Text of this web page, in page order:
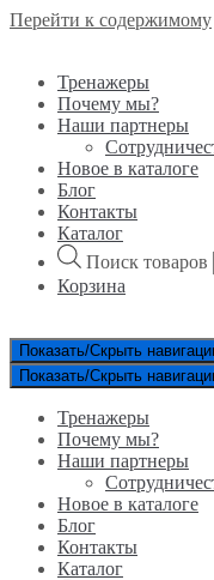
Перейти к содержимому
Тренажеры
Почему мы?
Наши партнеры
Новое в каталоге
Блог
Контакты
Каталог
Поиск товаров
Корзина
Показать/Скрыть
Показать/Скрыть
Тренажеры
Почему мы?
Наши партнеры
Новое в каталоге
Блог
Контакты
Каталог